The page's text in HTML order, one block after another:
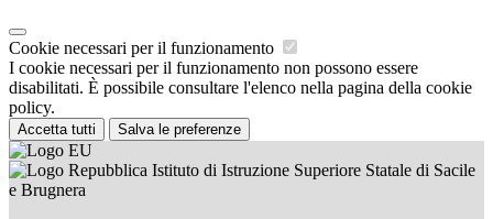
Cookie necessari per il funzionamento
I cookie necessari per il funzionamento non possono essere
disabilitati. È possibile consultare l'elenco nella pagina della cookie
policy.
Accetta tutti Salva le preferenze
Istituto di Istruzione Superiore Statale di Sacile
e Brugnera